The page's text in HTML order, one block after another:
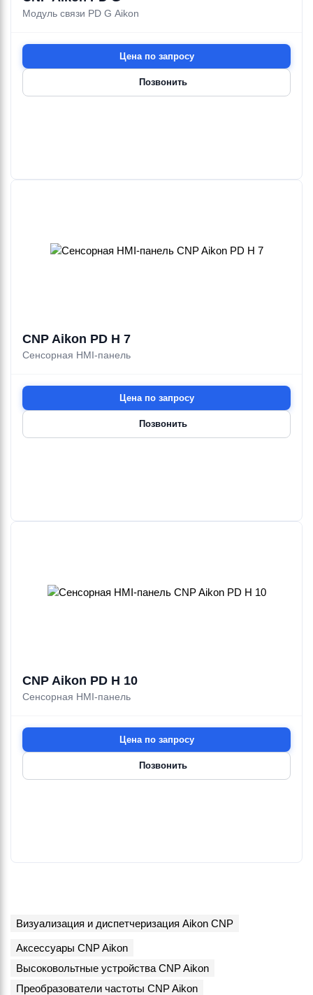
Модуль связи PD G Aikon
Цена по запросу
Позвонить
CNP Aikon PD H 7
Сенсорная HMI-панель
Цена по запросу
Позвонить
CNP Aikon PD H 10
Сенсорная HMI-панель
Цена по запросу
Позвонить
Визуализация и диспетчеризация Aikon CNP
Аксессуары CNP Aikon
Высоковольтные устройства CNP Aikon
Преобразователи частоты CNP Aikon